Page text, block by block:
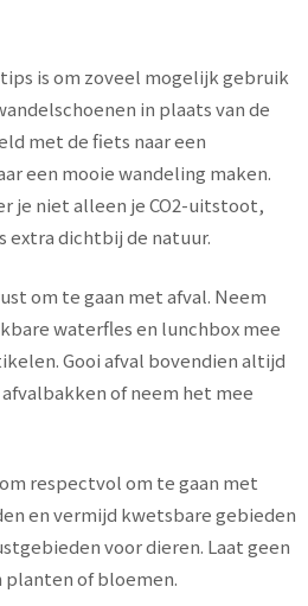
is om zoveel mogelijk gebruik
in plaats van de
met de fiets naar een
een mooie wandeling maken.
je niet alleen je CO2-uitstoot,
extra dichtbij de natuur.
om te gaan met afval. Neem
waterfles en lunchbox mee
Gooi afval bovendien altijd
of neem het mee
respectvol om te gaan met
en vermijd kwetsbare gebieden
voor dieren. Laat geen
planten of bloemen.